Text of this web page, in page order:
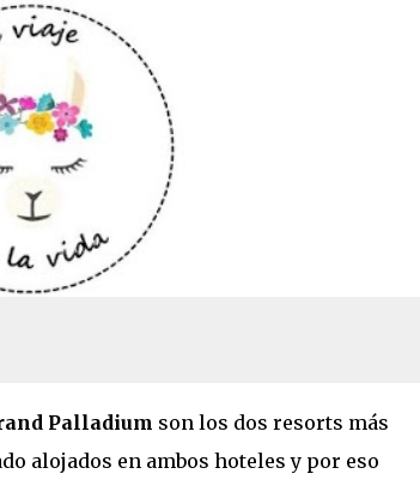
Ir al contenido principal
Colonial?
Palladium son los dos resorts más
alojados en ambos hoteles y por eso